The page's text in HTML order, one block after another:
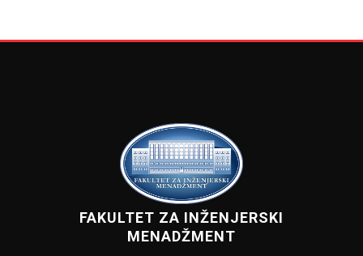
FAKULTET ZA INŽENJERSKI
MENADŽMENT